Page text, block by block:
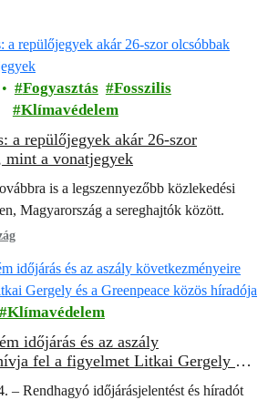
Fogyasztás
Fosszilis
Klímavédelem
a repülőjegyek akár 26-szor
mint a vonatjegyek
is a legszennyezőbb közlekedési
Magyarország a sereghajtók között.
Klímavédelem
időjárás és az aszály
fel a figyelmet Litkai Gergely és
– Rendhagyó időjárásjelentést és híradót